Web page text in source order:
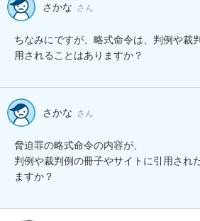
さかな さん
ちなみにですが、略式命令は、判例や裁
用されることはありますか？
さかな さん
脅迫罪の略式命令の内容が、
判例や裁判例の冊子やサイトに引用され
ますか？